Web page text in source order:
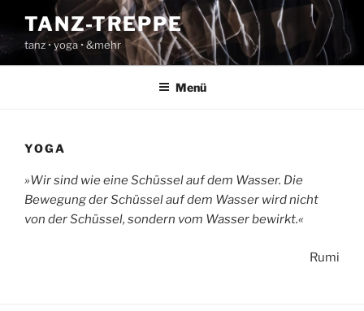
Inhalt
springen
TANZ-TREPPE
tanz • yoga • &mehr
Menü
YOGA
»Wir sind wie eine Schüssel auf dem Wasser. Die
Bewegung der Schüssel auf dem Wasser wird nicht
von der Schüssel, sondern vom Wasser bewirkt.«
Rumi